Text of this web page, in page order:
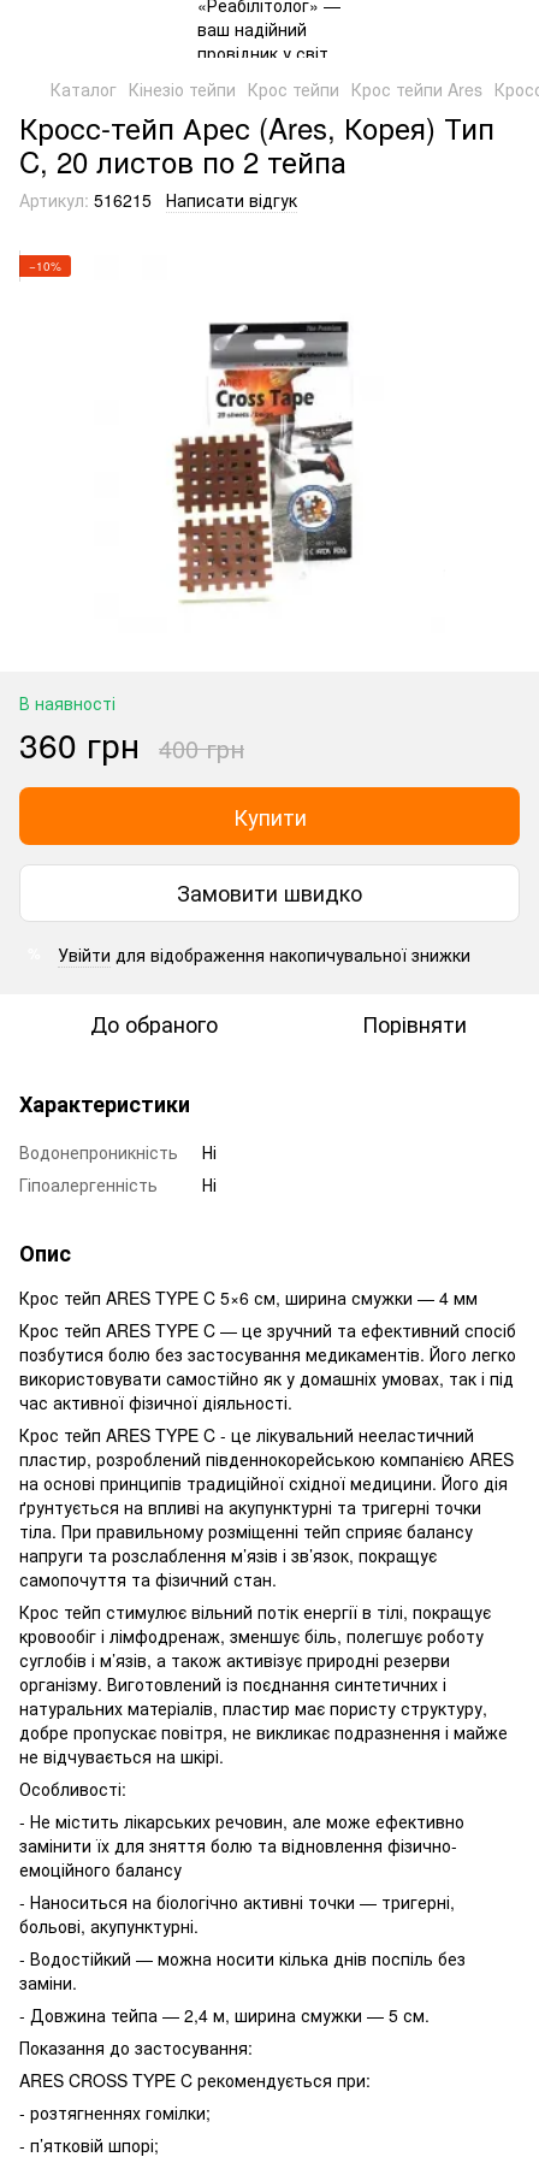
Каталог Кінезіо тейпи Крос тейпи Крос тейпи Ares
Кросс-тейп Арес (Ares, Корея) Тип
C, 20 листов по 2 тейпа
Артикул: 516215 Написати відгук
−10%
В наявності
360 грн 400 грн
Купити
Замовити швидко
Увійти для відображення накопичувальної знижки
До обраного Порівняти
Характеристики
Водонепроникність
Ні
Гіпоалергенність
Ні
Опис
Крос тейп ARES TYPE C 5×6 см, ширина смужки — 4 мм
Крос тейп ARES TYPE C — це зручний та ефективний спосіб
позбутися болю без застосування медикаментів. Його легко
використовувати самостійно як у домашніх умовах, так і під
час активної фізичної діяльності.
Крос тейп ARES TYPE C - це лікувальний нееластичний
пластир, розроблений південнокорейською компанією ARES
на основі принципів традиційної східної медицини. Його дія
ґрунтується на впливі на акупунктурні та тригерні точки
тіла. При правильному розміщенні тейп сприяє балансу
напруги та розслаблення м’язів і зв’язок, покращує
самопочуття та фізичний стан.
Крос тейп стимулює вільний потік енергії в тілі, покращує
кровообіг і лімфодренаж, зменшує біль, полегшує роботу
суглобів і м’язів, а також активізує природні резерви
організму. Виготовлений із поєднання синтетичних і
натуральних матеріалів, пластир має пористу структуру,
добре пропускає повітря, не викликає подразнення і майже
не відчувається на шкірі.
Особливості:
- Не містить лікарських речовин, але може ефективно
замінити їх для зняття болю та відновлення фізично-
емоційного балансу
- Наноситься на біологічно активні точки — тригерні,
больові, акупунктурні.
- Водостійкий — можна носити кілька днів поспіль без
заміни.
- Довжина тейпа — 2,4 м, ширина смужки — 5 см.
Показання до застосування:
ARES CROSS TYPE C рекомендується при:
- розтягненнях гомілки;
- п’ятковій шпорі;